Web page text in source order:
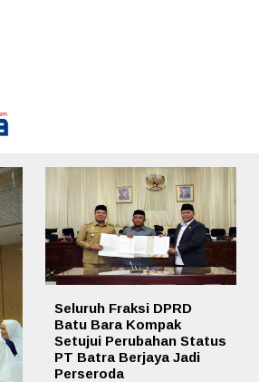
Seluruh Fraksi DPRD
Batu Bara Kompak
Setujui Perubahan Status
PT Batra Berjaya Jadi
Perseroda